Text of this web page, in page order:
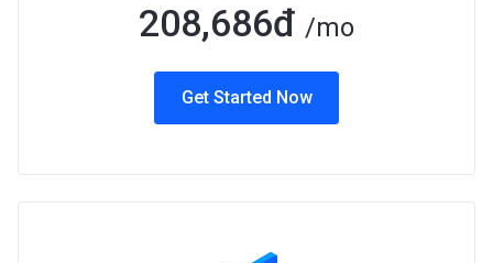
208,686đ /mo
Get Started Now